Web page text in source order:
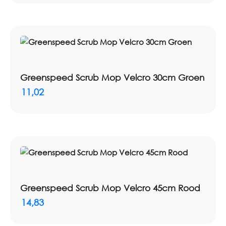
Greenspeed Scrub Mop Velcro 30cm Groen
11,02
Greenspeed Scrub Mop Velcro 45cm Rood
14,83